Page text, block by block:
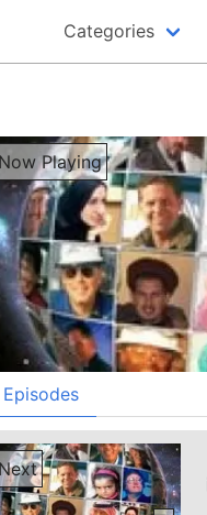
Categories
Now Playing
Episodes